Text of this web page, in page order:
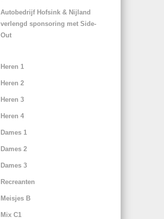
Autobedrijf Hofsink & Nijland
verlengd sponsoring met Side-
Out
Heren 1
Heren 2
Heren 3
Heren 4
Dames 1
Dames 2
Dames 3
Recreanten
Meisjes B
Mix C1